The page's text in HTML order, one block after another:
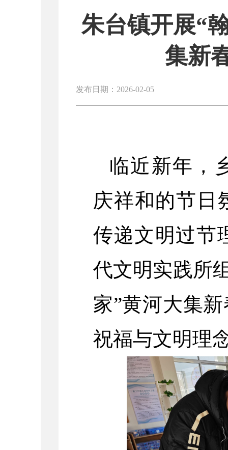
朱台镇开展“
集新
发布日期：2026-02-05
临近新年，
庆祥和的节日
传递文明过节
代文明实践所
家”黄河大集
祝福与文明理